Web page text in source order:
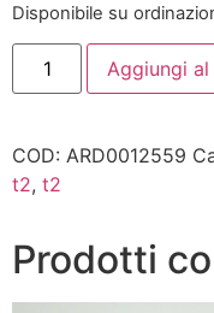
Disponibile su
Aggiungi
COD: ARD0012559
t2, t2
Prodotti